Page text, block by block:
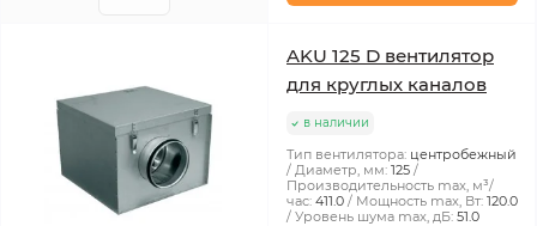
AKU 125 D вентилятор
для круглых каналов
в наличии
Тип вентилятора: центробежный
Диаметр, мм: 125
Производительность max, м³/
час: 411.0 Мощность max, Вт: 120.0
Уровень шума max, дБ: 51.0